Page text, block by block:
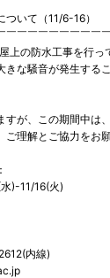
いて（11/6-16）
￣￣￣￣￣￣￣￣￣
上の防水工事を行っ
きな騒音が発生する
すが、この期間中は
理解とご協力をお
)-11/16(火)
内線)